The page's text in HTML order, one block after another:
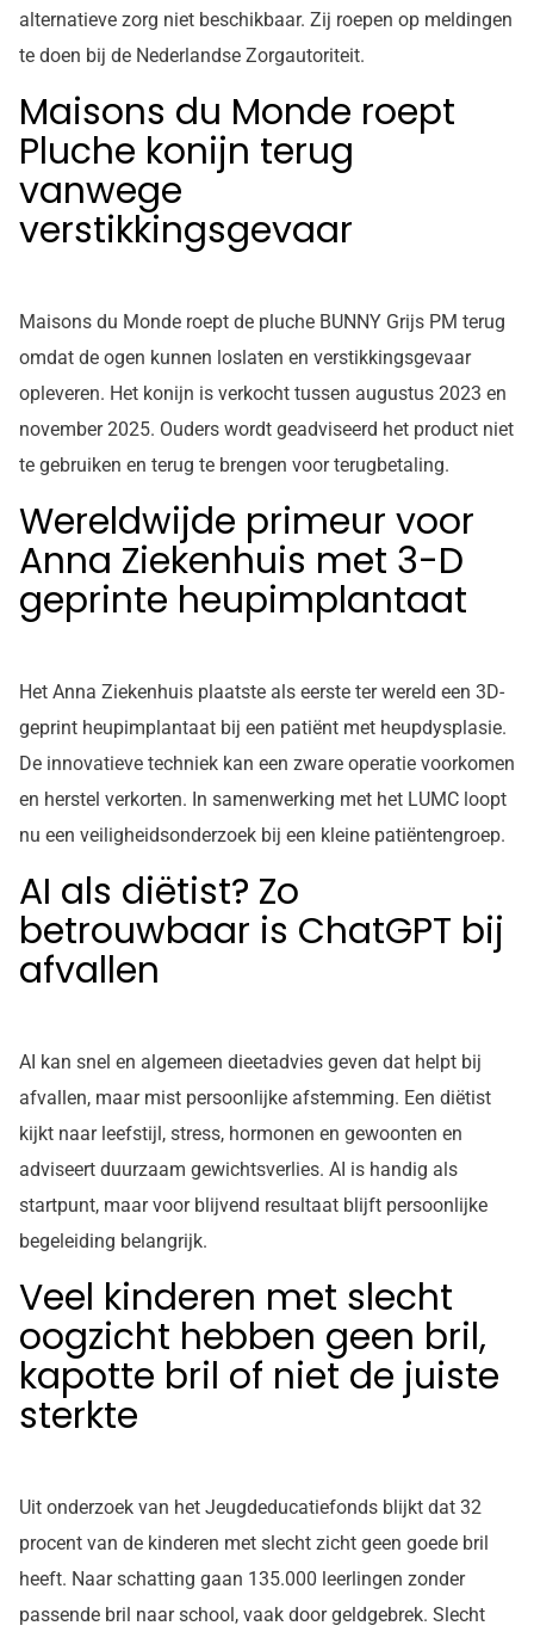
alternatieve zorg niet beschikbaar. Zij roepen op meldingen
te doen bij de Nederlandse Zorgautoriteit.
Maisons du Monde roept
Pluche konijn terug
vanwege
verstikkingsgevaar
Maisons du Monde roept de pluche BUNNY Grijs PM terug
omdat de ogen kunnen loslaten en verstikkingsgevaar
opleveren. Het konijn is verkocht tussen augustus 2023 en
november 2025. Ouders wordt geadviseerd het product niet
te gebruiken en terug te brengen voor terugbetaling.
Wereldwijde primeur voor
Anna Ziekenhuis met 3-D
geprinte heupimplantaat
Het Anna Ziekenhuis plaatste als eerste ter wereld een 3D-
geprint heupimplantaat bij een patiënt met heupdysplasie.
De innovatieve techniek kan een zware operatie voorkomen
en herstel verkorten. In samenwerking met het LUMC loopt
nu een veiligheidsonderzoek bij een kleine patiëntengroep.
AI als diëtist? Zo
betrouwbaar is ChatGPT bij
afvallen
AI kan snel en algemeen dieetadvies geven dat helpt bij
afvallen, maar mist persoonlijke afstemming. Een diëtist
kijkt naar leefstijl, stress, hormonen en gewoonten en
adviseert duurzaam gewichtsverlies. AI is handig als
startpunt, maar voor blijvend resultaat blijft persoonlijke
begeleiding belangrijk.
Veel kinderen met slecht
oogzicht hebben geen bril,
kapotte bril of niet de juiste
sterkte
Uit onderzoek van het Jeugdeducatiefonds blijkt dat 32
procent van de kinderen met slecht zicht geen goede bril
heeft. Naar schatting gaan 135.000 leerlingen zonder
passende bril naar school, vaak door geldgebrek. Slecht